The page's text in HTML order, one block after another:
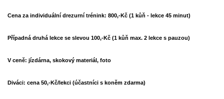
Cena za individuální drezurní trénink: 800,-Kč (1 kůň - lekce 45 minut)
Případná druhá lekce se slevou 100,-Kč (1 kůň max. 2 lekce s pauzou)
V ceně: jízdárna, skokový materiál, foto
Diváci: cena 50,-Kč/lekci (účastníci s koněm zdarma)